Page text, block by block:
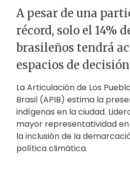
A pesar de una
récord, solo el 14%
brasileños tendrá
espacios de
La Articulación de Los
Brasil (APIB) estima la
indígenas en la ciudad.
mayor representatividad
la inclusión de la
política climática.